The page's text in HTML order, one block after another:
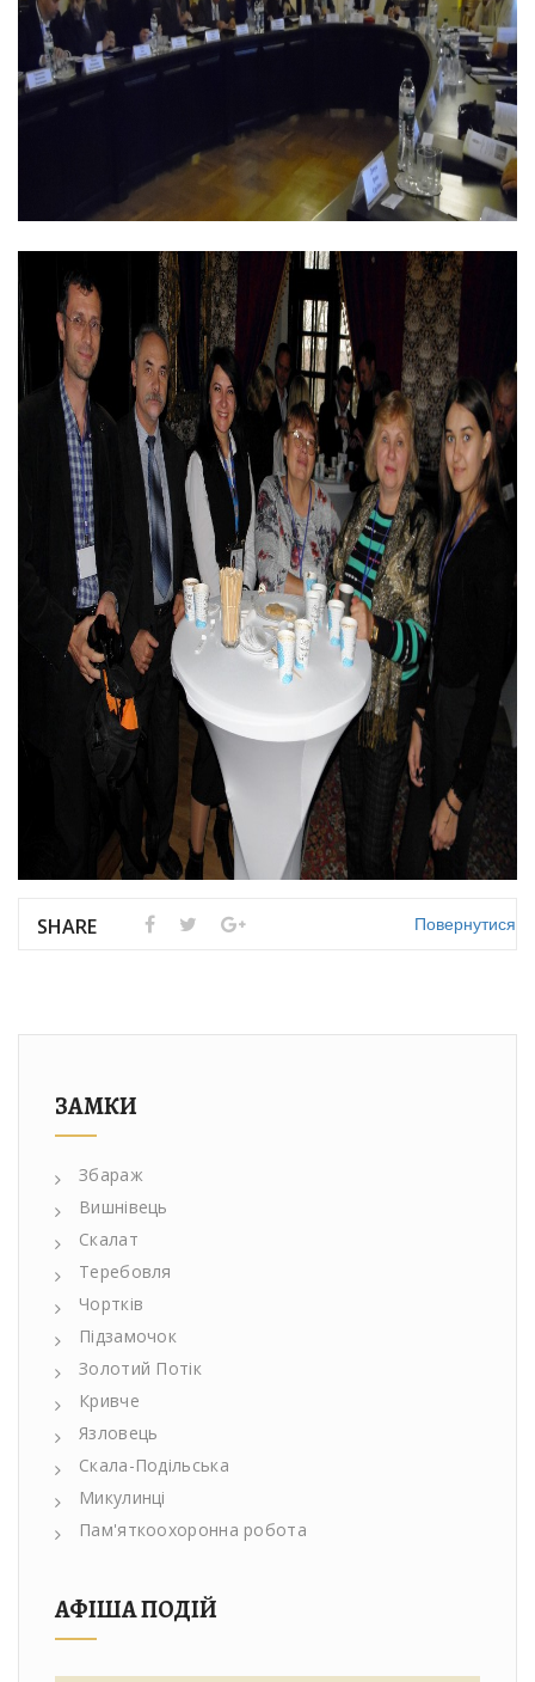
SHARE Повернутися
ЗАМКИ
Збараж
Вишнівець
Скалат
Теребовля
Чортків
Підзамочок
Золотий Потік
Кривче
Язловець
Скала-Подільська
Микулинці
Пам'яткоохоронна робота
АФІША ПОДІЙ